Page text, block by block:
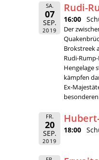
SA.
07
SEP.
2019
Rudi-
16:00
Der
Brokstreek
Rudi-
Hengelage
kämpfen
Ex-
FR.
20
SEP.
2019
18:00